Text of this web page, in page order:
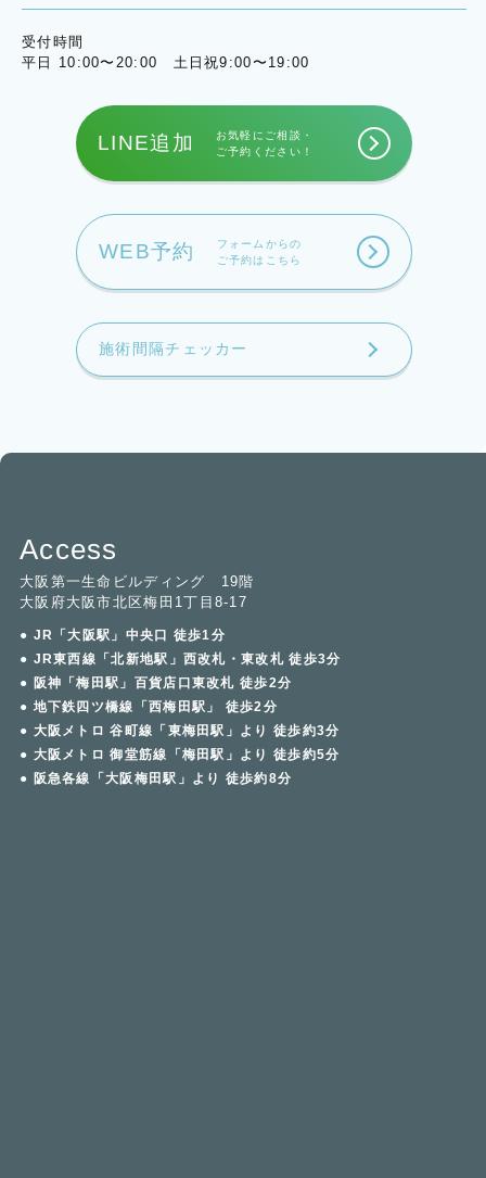
受付時間
平日 10:00〜20:00 土日祝9:00〜19:00
LINE追加
お気軽にご相談・
ご予約ください！
WEB予約
フォームからの
ご予約はこちら
施術間隔チェッカー
Access
大阪第一生命ビルディング 19階
大阪府大阪市北区梅田1丁目8-17
● JR「大阪駅」中央口 徒歩1分
● JR東西線「北新地駅」西改札・東改札 徒歩3分
● 阪神「梅田駅」百貨店口東改札 徒歩2分
● 地下鉄四ツ橋線「西梅田駅」 徒歩2分
● 大阪メトロ 谷町線「東梅田駅」より 徒歩約3分
● 大阪メトロ 御堂筋線「梅田駅」より 徒歩約5分
● 阪急各線「大阪梅田駅」より 徒歩約8分